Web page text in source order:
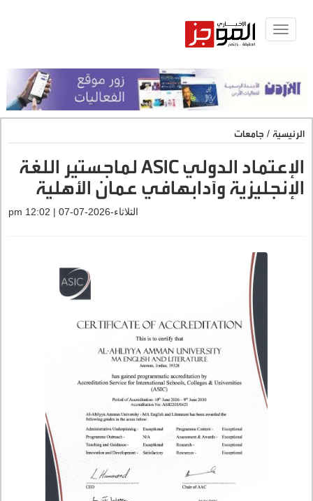
Toggle
الرئيسية / جامعات
الإعتماد الدولي ASIC لماجستير اللغة
الإنجليزية وآدابهافي عمان الأهلية
الثلاثاء-2026-07-07 | 12:02 pm